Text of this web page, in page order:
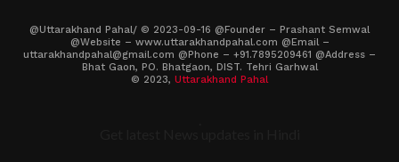
@Uttarakhand Pahal/ © 2023-09-16 @Founder – Prashant Semwal
@Website – www.uttarakhandpahal.com @Email –
uttarakhandpahal@gmail.com @Phone – +91.7895209461 @Address –
Bhat Gaon, PO. Bhatgaon, DIST. Tehri Garhwal
© 2023, Uttarakhand Pahal